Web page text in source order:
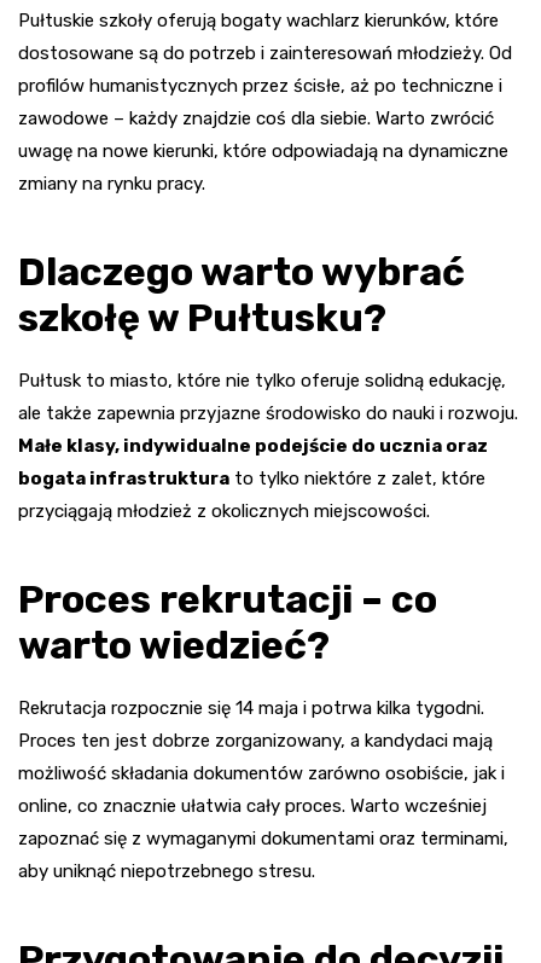
Pułtuskie szkoły oferują bogaty wachlarz kierunków, które
dostosowane są do potrzeb i zainteresowań młodzieży. Od
profilów humanistycznych przez ścisłe, aż po techniczne i
zawodowe – każdy znajdzie coś dla siebie. Warto zwrócić
uwagę na nowe kierunki, które odpowiadają na dynamiczne
zmiany na rynku pracy.
Dlaczego warto wybrać
szkołę w Pułtusku?
Pułtusk to miasto, które nie tylko oferuje solidną edukację,
ale także zapewnia przyjazne środowisko do nauki i rozwoju.
Małe klasy, indywidualne podejście do ucznia oraz
bogata infrastruktura to tylko niektóre z zalet, które
przyciągają młodzież z okolicznych miejscowości.
Proces rekrutacji – co
warto wiedzieć?
Rekrutacja rozpocznie się 14 maja i potrwa kilka tygodni.
Proces ten jest dobrze zorganizowany, a kandydaci mają
możliwość składania dokumentów zarówno osobiście, jak i
online, co znacznie ułatwia cały proces. Warto wcześniej
zapoznać się z wymaganymi dokumentami oraz terminami,
aby uniknąć niepotrzebnego stresu.